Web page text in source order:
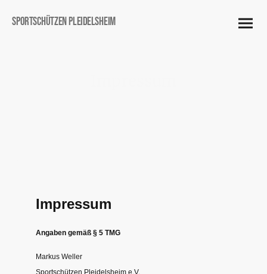
Sportschützen Pleidelsheim
Impressum
Angaben gemäß § 5 TMG
Markus Weller
Sportschützen Pleidelsheim e.V.